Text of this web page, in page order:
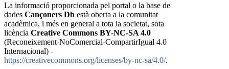
La informació proporcionada pel portal o la base de
dades Cançoners Db està oberta a la comunitat
acadèmica, i més en general a tota la societat, sota
licència Creative Commons BY-NC-SA 4.0
(Reconeixement-NoComercial-CompartirIgual 4.0
Internacional) -
https://creativecommons.org/licenses/by-nc-sa/4.0/.